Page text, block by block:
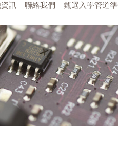
訊 聯絡我們 甄選入學管道